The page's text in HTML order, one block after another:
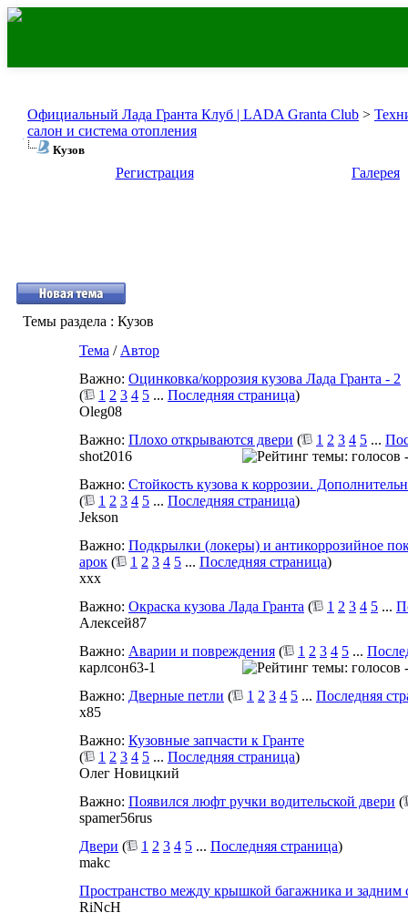
Официальный Лада Гранта Клуб | LADA Granta Club >
салон и система отопления
Кузов
Регистрация Галерея
Темы раздела : Кузов
Тема / Автор
Важно: Оцинковка/коррозия кузова Лада Гранта - 2
(
1 2 3 4 5 ... Последняя страница)
Oleg08
Важно: Плохо открываются двери ( 1 2 3 4 5 ...
shot2016
Важно: Стойкость кузова к коррозии.
(
1 2 3 4 5 ... Последняя страница)
Jekson
Важно: Подкрылки (локеры) и антикоррозийное
арок ( 1 2 3 4 5 ... Последняя страница)
xxx
Важно: Окраска кузова Лада Гранта ( 1 2 3 4 5 ...
Алексей87
Важно: Аварии и повреждения ( 1 2 3 4 5 ...
карлсон63-1
Важно: Дверные петли ( 1 2 3 4 5 ... Последняя
x85
Важно: Кузовные запчасти к Гранте
(
1 2 3 4 5 ... Последняя страница)
Олег Новицкий
Важно: Появился люфт ручки водительской двери (
spamer56rus
Двери ( 1 2 3 4 5 ... Последняя страница)
makc
Пространство между крышкой багажника и задним
RiNcH